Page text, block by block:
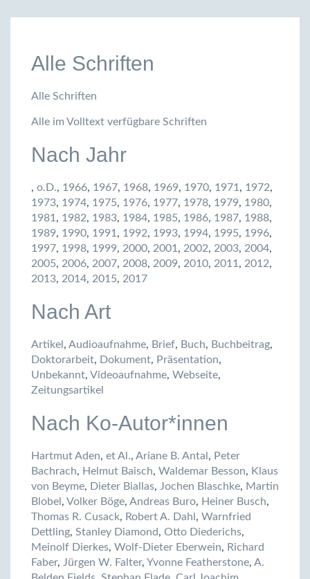
Alle Schriften
Alle Schriften
Alle im Volltext verfügbare Schriften
Nach Jahr
, o.D., 1966, 1967, 1968, 1969, 1970, 1971 , 1972,
1973, 1974, 1975, 1976, 1977, 1978, 1979, 1980,
1981 , 1982, 1983, 1984, 1985, 1986, 1987, 1988,
1989, 1990, 1991 , 1992, 1993, 1994, 1995, 1996,
1997, 1998, 1999, 2000, 2001 , 2002, 2003, 2004,
2005, 2006, 2007, 2008, 2009, 2010, 2011 , 2012,
2013, 2014, 2015, 2017
Nach Art
Artikel , Audioaufnahme, Brief, Buch, Buchbeitrag,
Doktorarbeit, Dokument, Präsentation,
Unbekannt, Videoaufnahme, Webseite,
Zeitungsartikel
Nach Ko-Autor*innen
Hartmut Aden, et Al., Ariane B. Antal , Peter
Bachrach, Helmut Baisch, Waldemar Besson, Klaus
von Beyme, Dieter Biallas, Jochen Blaschke, Martin
Blobel , Volker Böge, Andreas Buro, Heiner Busch,
Thomas R. Cusack, Robert A. Dahl , Warnfried
Dettling, Stanley Diamond, Otto Diederichs,
Meinolf Dierkes, Wolf-Dieter Eberwein, Richard
Faber, Jürgen W. Falter, Yvonne Featherstone, A.